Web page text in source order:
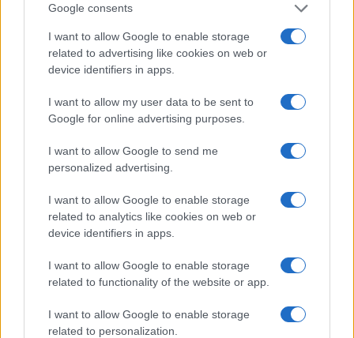
Google consents
I want to allow Google to enable storage
related to advertising like cookies on web or
device identifiers in apps.
I want to allow my user data to be sent to
Google for online advertising purposes.
I want to allow Google to send me
personalized advertising.
I want to allow Google to enable storage
related to analytics like cookies on web or
device identifiers in apps.
I want to allow Google to enable storage
related to functionality of the website or app.
I want to allow Google to enable storage
related to personalization.
FUORI PORTA
Odissea e Spider-Man: i film che hanno rivoluzionato
Alessandro Tassinari · 5 Ago 2026